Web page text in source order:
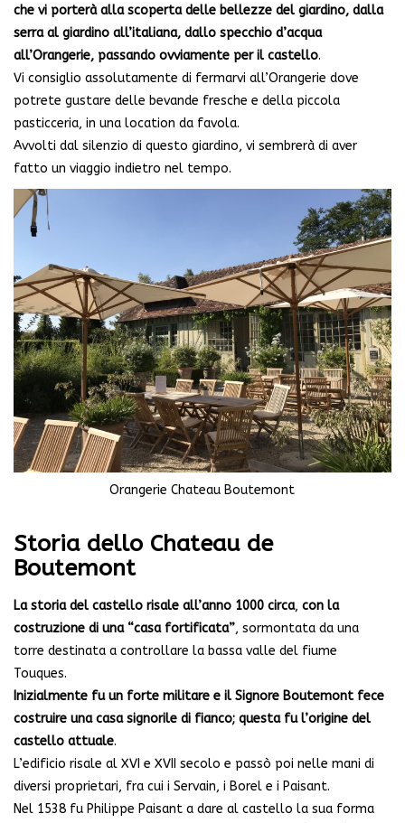
che vi porterà alla scoperta delle bellezze del giardino, dalla
serra al giardino all’italiana, dallo specchio d’acqua
all’Orangerie, passando ovviamente per il castello.
Vi consiglio assolutamente di fermarvi all’Orangerie dove
potrete gustare delle bevande fresche e della piccola
pasticceria, in una location da favola.
Avvolti dal silenzio di questo giardino, vi sembrerà di aver
fatto un viaggio indietro nel tempo.
Orangerie Chateau Boutemont
Storia dello Chateau de
Boutemont
La storia del castello risale all’anno 1000 circa, con la
costruzione di una “casa fortificata”, sormontata da una
torre destinata a controllare la bassa valle del fiume
Touques.
Inizialmente fu un forte militare e il Signore Boutemont fece
costruire una casa signorile di fianco; questa fu l’origine del
castello attuale.
L’edificio risale al XVI e XVII secolo e passò poi nelle mani di
diversi proprietari, fra cui i Servain, i Borel e i Paisant.
Nel 1538 fu Philippe Paisant a dare al castello la sua forma